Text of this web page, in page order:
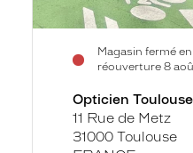
Magasin fermé
réouverture 8
Opticien
11 Rue de Metz
31000 Toulouse